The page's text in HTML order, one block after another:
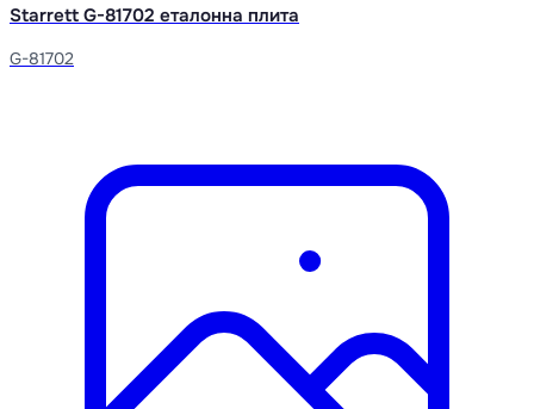
Starrett G-81702 еталонна плита
G-81702